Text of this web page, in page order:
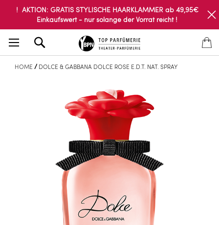
! AKTION: GRATIS STYLISCHE HAARKLAMMER ab 49,95€
Einkaufswert - nur solange der Vorrat reicht !
HOME DOLCE & GABBANA DOLCE ROSE E.D.T. NAT. SPRAY